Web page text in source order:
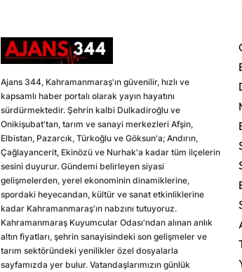
Ajans 344, Kahramanmaraş'ın güvenilir, hızlı ve
kapsamlı haber portalı olarak yayın hayatını
sürdürmektedir. Şehrin kalbi Dulkadiroğlu ve
Onikişubat'tan, tarım ve sanayi merkezleri Afşin,
Elbistan, Pazarcık, Türkoğlu ve Göksun'a; Andırın,
Çağlayancerit, Ekinözü ve Nurhak'a kadar tüm ilçelerin
sesini duyurur. Gündemi belirleyen siyasi
gelişmelerden, yerel ekonominin dinamiklerine,
spordaki heyecandan, kültür ve sanat etkinliklerine
kadar Kahramanmaraş'ın nabzını tutuyoruz.
Kahramanmaraş Kuyumcular Odası'ndan alınan anlık
altın fiyatları, şehrin sanayisindeki son gelişmeler ve
tarım sektöründeki yenilikler özel dosyalarla
sayfamızda yer bulur. Vatandaşlarımızın günlük